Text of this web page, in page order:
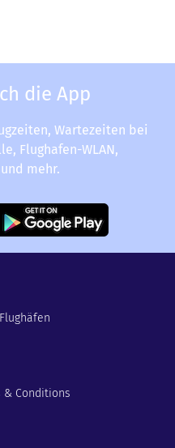
die App
Wartezeiten bei
Flughafen-WLAN,
mehr.
Flughäfen
& Conditions